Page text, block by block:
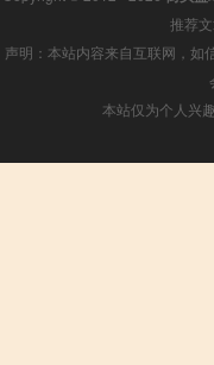
推荐
声明：本站内容来自互联网，如
本站仅为个人兴